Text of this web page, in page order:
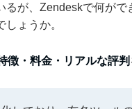
が、Zendeskで何がで
ょうか。
徴・料金・リアルな評判